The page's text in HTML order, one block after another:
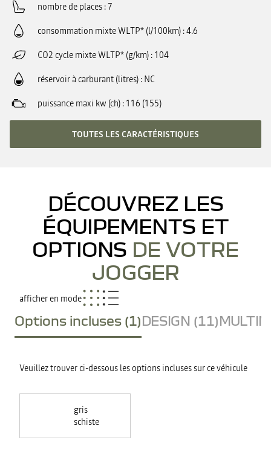
nombre de places 7
consommation mixte WLTP* (l/100km) 4.6
CO2 cycle mixte WLTP* (g/km) 104
réservoir à carburant (litres) NC
puissance maxi kw (ch) 116 (155)
TOUTES LES CARACTÉRISTIQUES
DÉCOUVREZ LES
ÉQUIPEMENTS ET
OPTIONS DE VOTRE
JOGGER
afficher en mode
Options incluses (1)DESIGN (11)
Veuillez trouver ci-dessous les options incluses sur ce véhicule
gris
schiste